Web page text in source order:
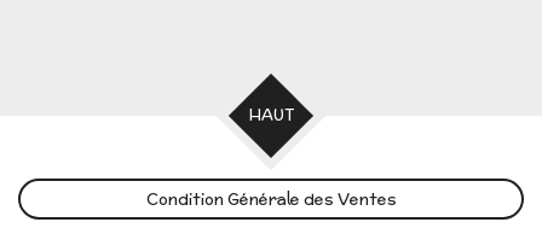
HAUT
Condition Générale des Ventes